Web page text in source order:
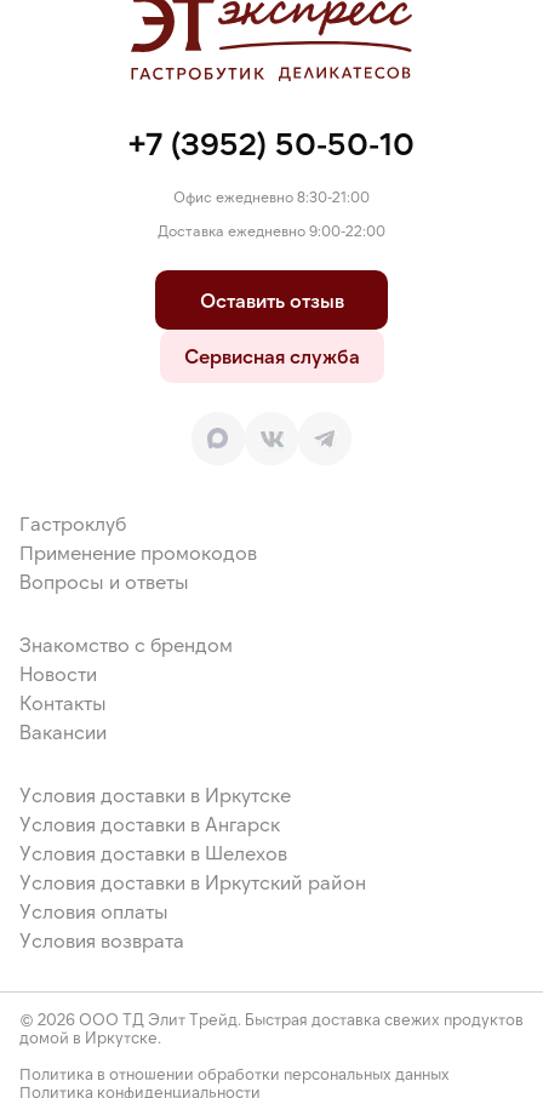
+7 (3952) 50-50-10
Офис ежедневно 8:30-21:00
Доставка ежедневно 9:00-22:00
Оставить отзыв
Сервисная служба
Гастроклуб
Применение промокодов
Вопросы и ответы
Знакомство с брендом
Новости
Контакты
Вакансии
Условия доставки в Иркутске
Условия доставки в Ангарск
Условия доставки в Шелехов
Условия доставки в Иркутский район
Условия оплаты
Условия возврата
© 2026 ООО ТД Элит Трейд. Быстрая доставка свежих продуктов
домой в Иркутске.
Политика в отношении обработки персональных данных
Политика конфиденциальности